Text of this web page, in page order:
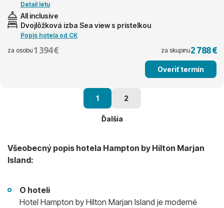
Detail letu
All inclusive
Dvojlôžková izba Sea view s prístelkou
Popis hotela od CK
za osobu 1 394 € za skupinu2 788 €
Overiť termín
1 2
Ďalšia
Všeobecný popis hotela Hampton by Hilton Marjan
Island:
O hoteli
Hotel Hampton by Hilton Marjan Island je moderné